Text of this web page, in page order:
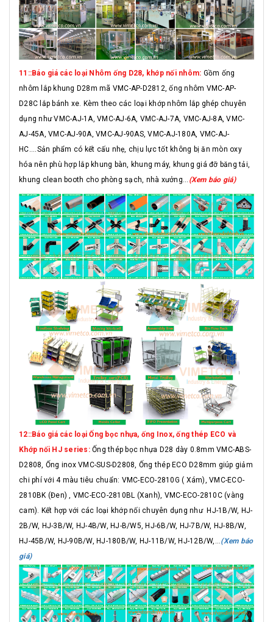
11::Báo giá các loại Nhôm ống D28, khớp nối nhôm: Gồm ống
nhôm lắp khung D28m mã VMC-AP-D2812, ống nhôm VMC-AP-
D28C lắp bánh xe. Kèm theo các loại khớp nhôm lắp ghép chuyên
dụng như VMC-AJ-1A, VMC-AJ-6A, VMC-AJ-7A, VMC-AJ-8A, VMC-
AJ-45A, VMC-AJ-90A, VMC-AJ-90AS, VMC-AJ-180A, VMC-AJ-
HC....Sản phẩm có kết cấu nhẹ, chịu lực tốt không bị ăn mòn oxy
hóa nên phù hợp lắp khung bàn, khung máy, khung giá đỡ băng tải,
khung clean booth cho phòng sạch, nhà xưởng... (Xem báo giá)
12::Báo giá các loại Ống bọc nhựa, ống Inox, ống thép ECO và
Khớp nối HJ series:Ống thép bọc nhựa D28 dày 0.8mm VMC-ABS-
D2808, Ống inox VMC-SUS-D2808, Ống thép ECO D28mm giúp giảm
chi phí với 4 màu tiêu chuẩn: VMC-ECO-2810G ( Xám), VMC-ECO-
2810BK (Đen) , VMC-ECO-2810BL (Xanh), VMC-ECO-2810C (vàng
cam). Kết hợp với các loại khớp nối chuyên dụng như HJ-1B/W, HJ-
2B/W, HJ-3B/W, HJ-4B/W, HJ-B/W5, HJ-6B/W, HJ-7B/W, HJ-8B/W,
HJ-45B/W, HJ-90B/W, HJ-180B/W, HJ-11B/W, HJ-12B/W,... (Xem báo
giá)